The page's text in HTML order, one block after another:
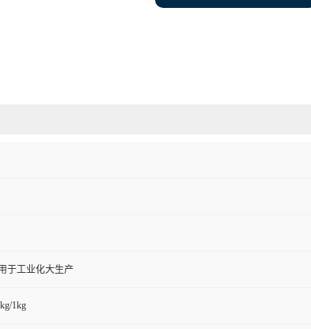
于工业化大生产
1kg